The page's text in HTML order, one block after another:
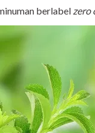
berlabel zero